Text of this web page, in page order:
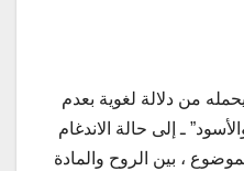
من دلالة لغوية بعدم
ـ إلى حالة الاندغام
، بين الروح والمادة